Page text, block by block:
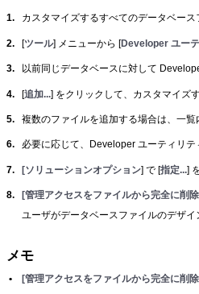
1. カスタマイズするすべてのデータベース
2. [ツール] メニューから [Developer ユー
3. 以前同じデータベースに対して
4. [追加...] をクリックして、カスタマイズ
5. 複数のファイルを追加する場合は、一
6. 必要に応じて、Developer ユーティリテ
7. [ソリューションオプション] で [指定...]
8. [管理アクセスをファイルから完全に削除
ユーザがデータベースファイルのデザ
メモ
• [管理アクセスをファイルから完全に削除